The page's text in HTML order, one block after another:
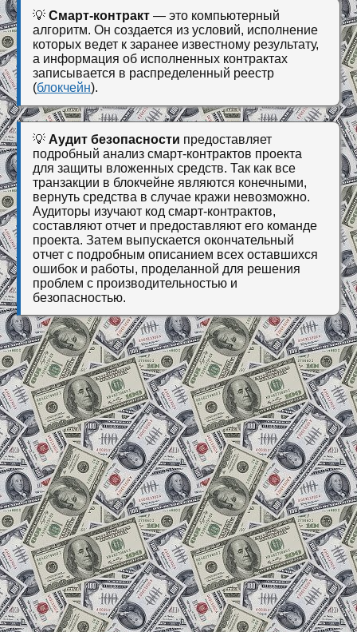
💡Смарт-контракт — это компьютерный
алгоритм. Он создается из условий, исполнение
которых ведет к заранее известному результату,
а информация об исполненных контрактах
записывается в распределенный реестр
(блокчейн).
💡 Аудит безопасности предоставляет
подробный анализ смарт-контрактов проекта
для защиты вложенных средств. Так как все
транзакции в блокчейне являются конечными,
вернуть средства в случае кражи невозможно.
Аудиторы изучают код смарт-контрактов,
составляют отчет и предоставляют его команде
проекта. Затем выпускается окончательный
отчет с подробным описанием всех оставшихся
ошибок и работы, проделанной для решения
проблем с производительностью и
безопасностью.